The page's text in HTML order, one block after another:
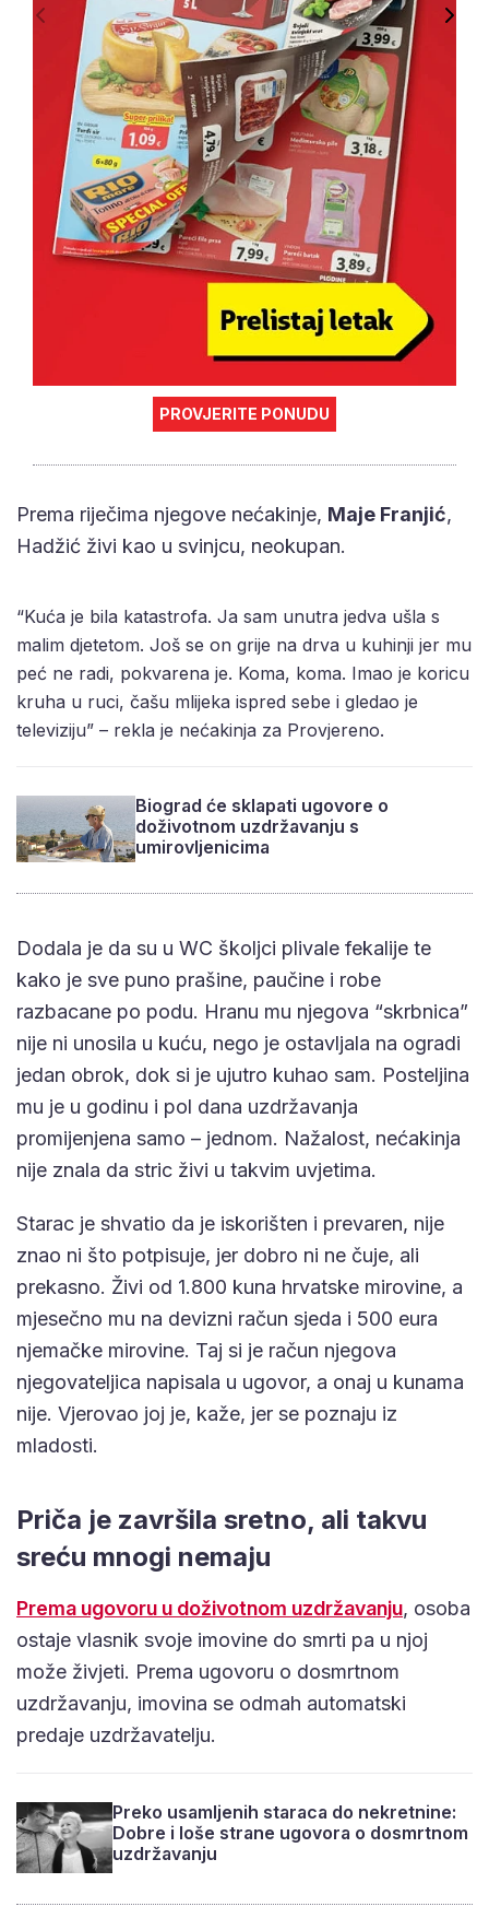
PROVJERITE PONUDU
Prema riječima njegove nećakinje, Maje Franjić,
Hadžić živi kao u svinjcu, neokupan.
“Kuća je bila katastrofa. Ja sam unutra jedva ušla s
malim djetetom. Još se on grije na drva u kuhinji jer mu
peć ne radi, pokvarena je. Koma, koma. Imao je koricu
kruha u ruci, čašu mlijeka ispred sebe i gledao je
televiziju” – rekla je nećakinja za Provjereno.
Biograd će sklapati ugovore o
doživotnom uzdržavanju s
umirovljenicima
Dodala je da su u WC školjci plivale fekalije te
kako je sve puno prašine, paučine i robe
razbacane po podu. Hranu mu njegova “skrbnica”
nije ni unosila u kuću, nego je ostavljala na ogradi
jedan obrok, dok si je ujutro kuhao sam. Posteljina
mu je u godinu i pol dana uzdržavanja
promijenjena samo – jednom. Nažalost, nećakinja
nije znala da stric živi u takvim uvjetima.
Starac je shvatio da je iskorišten i prevaren, nije
znao ni što potpisuje, jer dobro ni ne čuje, ali
prekasno. Živi od 1.800 kuna hrvatske mirovine, a
mjesečno mu na devizni račun sjeda i 500 eura
njemačke mirovine. Taj si je račun njegova
njegovateljica napisala u ugovor, a onaj u kunama
nije. Vjerovao joj je, kaže, jer se poznaju iz
mladosti.
Priča je završila sretno, ali takvu
sreću mnogi nemaju
Prema ugovoru u doživotnom uzdržavanju, osoba
ostaje vlasnik svoje imovine do smrti pa u njoj
može živjeti. Prema ugovoru o dosmrtnom
uzdržavanju, imovina se odmah automatski
predaje uzdržavatelju.
Preko usamljenih staraca do nekretnine:
Dobre i loše strane ugovora o dosmrtnom
uzdržavanju